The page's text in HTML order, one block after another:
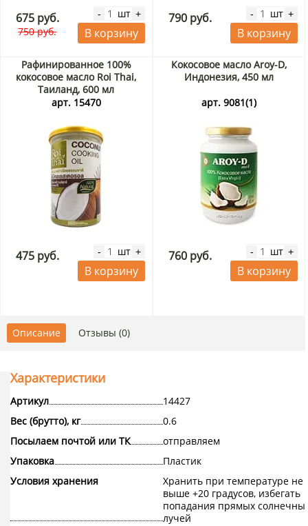
675 руб.
750 руб.
- шт +
В корзину
790 руб. - шт +
В корзину
Рафинированное 100%
кокосовое масло Roi Thai,
Таиланд, 600 мл
арт. 15470
475 руб. - шт +
В корзину
Кокосовое масло Aroy-D,
Индонезия, 450 мл
арт. 9081(1)
760 руб. - шт +
В корзину
Описание Отзывы (0)
Характеристики
Артикул
14427
Вес (брутто), кг
0.6
Посылаем почтой или ТК
отправляем
Упаковка
Пластик
Условия хранения
Хранить при температуре не
выше +20 градусов, избегать
попадания прямых
лучей